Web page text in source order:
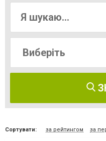
Сортувати: за рейтингом за